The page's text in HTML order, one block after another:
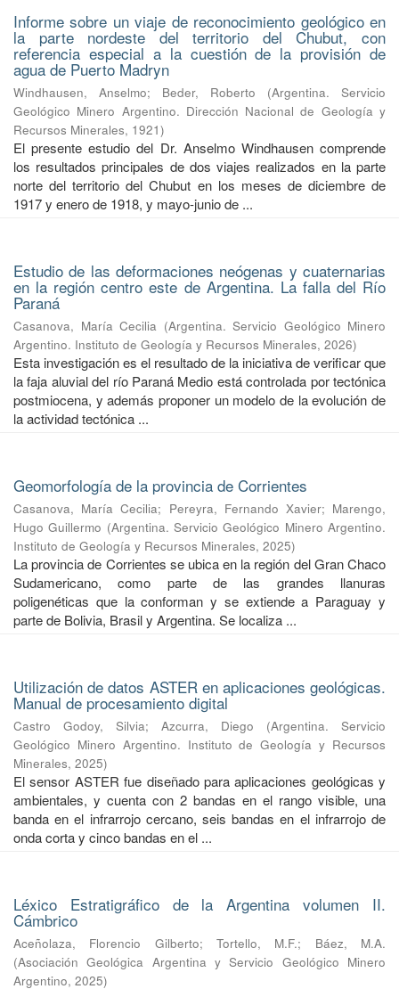
Informe sobre un viaje de reconocimiento geológico en
la parte nordeste del territorio del Chubut, con
referencia especial a la cuestión de la provisión de
agua de Puerto Madryn
Windhausen, Anselmo; Beder, Roberto (Argentina. Servicio
Geológico Minero Argentino. Dirección Nacional de Geología y
Recursos Minerales, 1921)
El presente estudio del Dr. Anselmo Windhausen comprende
los resultados principales de dos viajes realizados en la parte
norte del territorio del Chubut en los meses de diciembre de
1917 y enero de 1918, y mayo-junio de ...
Estudio de las deformaciones neógenas y cuaternarias
en la región centro este de Argentina. La falla del Río
Paraná
Casanova, María Cecilia (Argentina. Servicio Geológico Minero
Argentino. Instituto de Geología y Recursos Minerales, 2026)
Esta investigación es el resultado de la iniciativa de verificar que
la faja aluvial del río Paraná Medio está controlada por tectónica
postmiocena, y además proponer un modelo de la evolución de
la actividad tectónica ...
Geomorfología de la provincia de Corrientes
Casanova, María Cecilia; Pereyra, Fernando Xavier; Marengo,
Hugo Guillermo (Argentina. Servicio Geológico Minero Argentino.
Instituto de Geología y Recursos Minerales, 2025)
La provincia de Corrientes se ubica en la región del Gran Chaco
Sudamericano, como parte de las grandes llanuras
poligenéticas que la conforman y se extiende a Paraguay y
parte de Bolivia, Brasil y Argentina. Se localiza ...
Utilización de datos ASTER en aplicaciones geológicas.
Manual de procesamiento digital
Castro Godoy, Silvia; Azcurra, Diego (Argentina. Servicio
Geológico Minero Argentino. Instituto de Geología y Recursos
Minerales, 2025)
El sensor ASTER fue diseñado para aplicaciones geológicas y
ambientales, y cuenta con 2 bandas en el rango visible, una
banda en el infrarrojo cercano, seis bandas en el infrarrojo de
onda corta y cinco bandas en el ...
Léxico Estratigráfico de la Argentina volumen II.
Cámbrico
Aceñolaza, Florencio Gilberto;Tortello, M.F.; Báez, M.A.
(Asociación Geológica Argentina y Servicio Geológico Minero
Argentino, 2025)